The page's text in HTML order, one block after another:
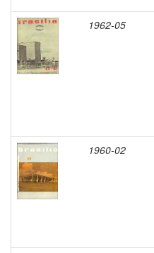
1962-05
1960-02